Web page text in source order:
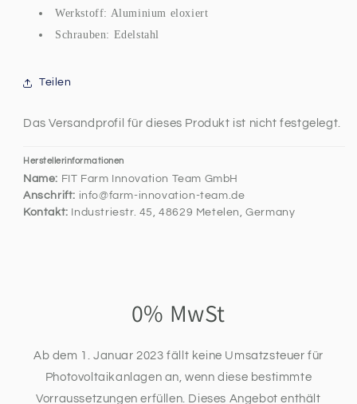
Werkstoff: Aluminium eloxiert
Schrauben: Edelstahl
Teilen
Das Versandprofil für dieses Produkt ist nicht festgelegt.
Herstellerinformationen
Name: FIT Farm Innovation Team GmbH
Anschrift: info@farm-innovation-team.de
Kontakt: Industriestr. 45, 48629 Metelen, Germany
0% MwSt
Ab dem 1. Januar 2023 fällt keine Umsatzsteuer für
Photovoltaikanlagen an, wenn diese bestimmte
Vorraussetzungen erfüllen. Dieses Angebot enthält